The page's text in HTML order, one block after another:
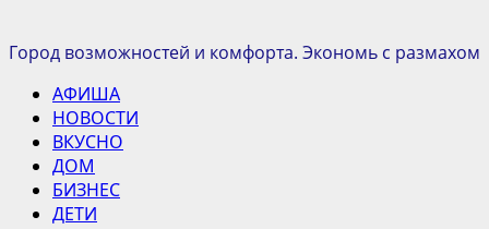
Город возможностей и комфорта. Экономь с размахом
Основное
меню
АФИША
НОВОСТИ
ВКУСНО
ДОМ
БИЗНЕС
ДЕТИ